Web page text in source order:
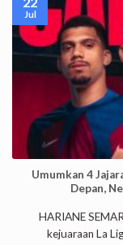
Umumkan 4
Depan,
HARIANE
kejuaraan La
Jul